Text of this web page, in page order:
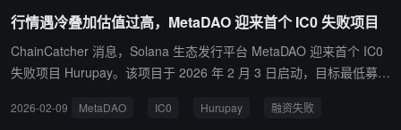
行情遇冷叠加估值过高，MetaDAO 迎来首个 IC0 失败项目
ChainCatcher 消息，Solana 生态发行平台 MetaDAO 迎来首个 IC0
失败项目 Hurupay。该项目于 2026 年 2 月 3 日启动，目标最低募集
标）。由于未达规定的最低融资门槛，MetaDAO 宣布本次 IC0 失
2026-02-09 MetaDAO IC0 Hurupay 融资失败